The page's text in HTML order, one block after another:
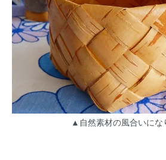
▲自然素材の風合いにな